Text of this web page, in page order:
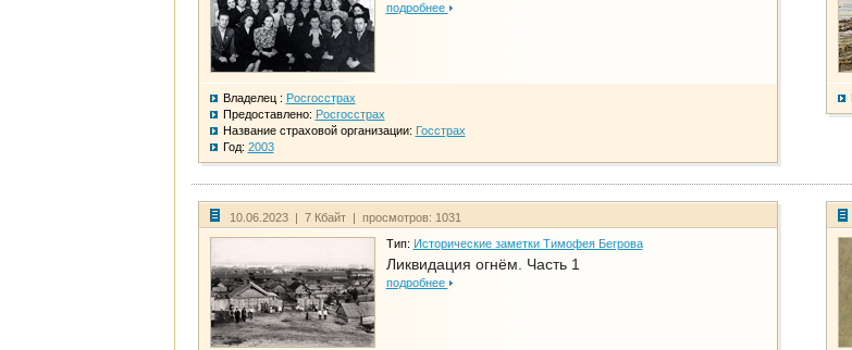
подробнее
Владелец : Росгосстрах
Предоставлено: Росгосстрах
Название страховой организации: Госстрах
Год: 2003
10.06.2023 | 7 Кбайт | просмотров: 1031
Тип: Исторические заметки Тимофея Бегрова
Ликвидация огнём. Часть 1
подробнее